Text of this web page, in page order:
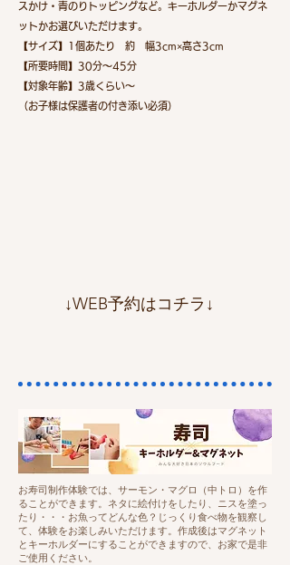
スかけ・青のりトッピングなど。キーホルダーかマグネ
ットかお選びいただけます。
【サイズ】1個あたり 約 幅3cm×高さ3cm
​【所要時間】30分～45分
【対象年齢】3歳くらい～
（お子様は保護者の付き添い必須）
​↓WEB予約はコチラ↓
​お寿司制作体験では、サーモン・マグロ（中トロ）を作
ることができます。ネタに絵付けをしたり、ニスを塗っ
たり・・・お魚ってどんな色？じっくり食べ物を観察し
て、体験をお楽しみいただけます。作成後はマグネット
とキーホルダーにすることができますので、お家で是非
ご使用ください。